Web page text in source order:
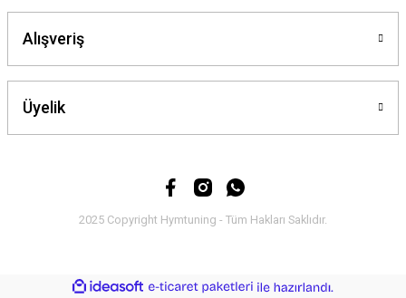
Alışveriş
Üyelik
2025 Copyright Hymtuning - Tüm Hakları Saklıdır.
ideasoft
e-